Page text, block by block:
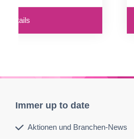
Details
Immer up to date
Aktionen und Branchen-News